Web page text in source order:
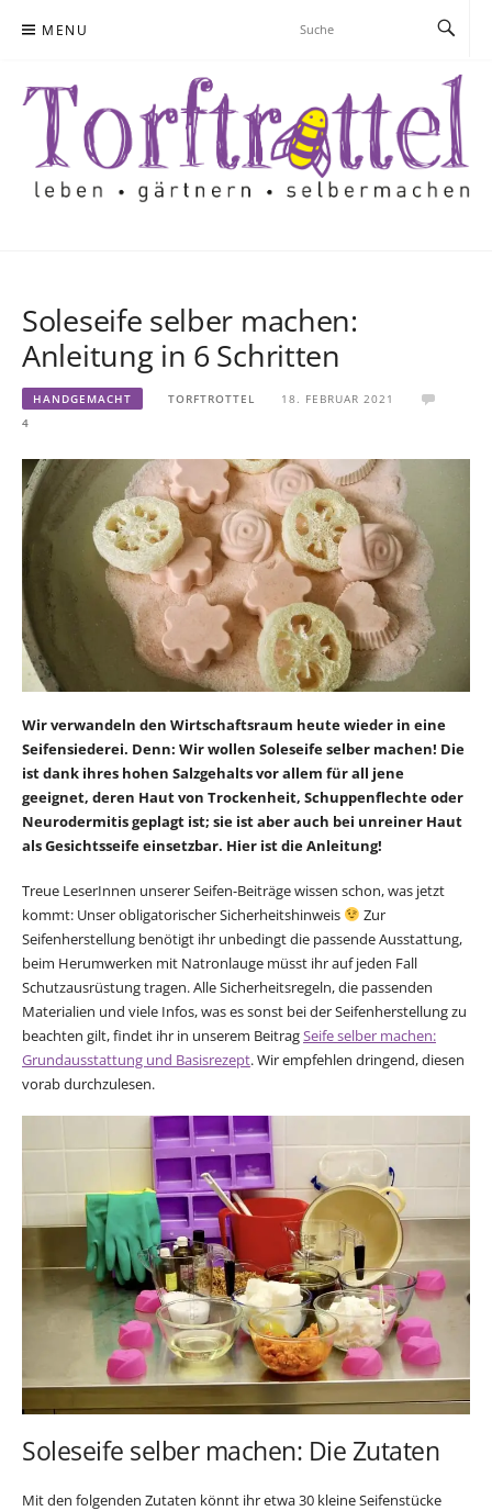
MENU
Soleseife selber machen:
Anleitung in 6 Schritten
HANDGEMACHT TORFTROTTEL
18. FEBRUAR 2021
4
Wir verwandeln den Wirtschaftsraum heute wieder in eine
Seifensiederei. Denn: Wir wollen Soleseife selber machen! Die
ist dank ihres hohen Salzgehalts vor allem für all jene
geeignet, deren Haut von Trockenheit, Schuppenflechte oder
Neurodermitis geplagt ist; sie ist aber auch bei unreiner Haut
als Gesichtsseife einsetzbar. Hier ist die Anleitung!
Treue LeserInnen unserer Seifen-Beiträge wissen schon, was jetzt
kommt: Unser obligatorischer Sicherheitshinweis
Zur
Seifenherstellung benötigt ihr unbedingt die passende Ausstattung,
beim Herumwerken mit Natronlauge müsst ihr auf jeden Fall
Schutzausrüstung tragen. Alle Sicherheitsregeln, die passenden
Materialien und viele Infos, was es sonst bei der Seifenherstellung zu
beachten gilt, findet ihr in unserem BeitragSeife selber machen:
Grundausstattung und Basisrezept. Wir empfehlen dringend, diesen
vorab durchzulesen.
Soleseife selber machen: Die Zutaten
Mit den folgenden Zutaten könnt ihr etwa 30 kleine Seifenstücke